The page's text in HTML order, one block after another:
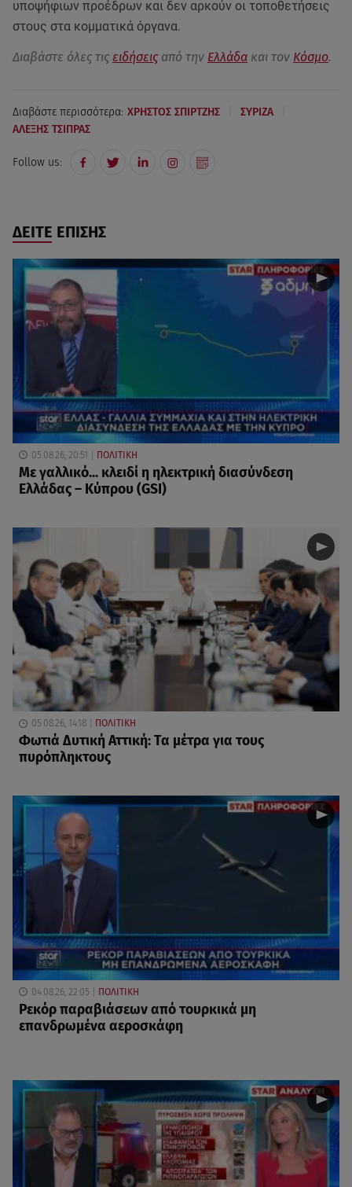
υποψήφιων προέδρων και δεν αρκούν οι τοποθετήσεις
στους στα κομματικά όργανα.
Διαβάστε όλες τις ειδήσεις από την Ελλάδα και τον Κόσμο.
Διαβάστε περισσότερα: ΧΡΗΣΤΟΣ ΣΠΙΡΤΖΗΣ ΣΥΡΙΖΑ
ΑΛΕΞΗΣ ΤΣΙΠΡΑΣ
Follow us:
ΔΕΙΤΕ ΕΠΙΣΗΣ
05.08.26, 20:51 ΠΟΛΙΤΙΚΗ
Με γαλλικό... κλειδί η ηλεκτρική διασύνδεση
Ελλάδας – Κύπρου (GSI)
05.08.26, 14:18 ΠΟΛΙΤΙΚΗ
Φωτιά Δυτική Αττική: Τα μέτρα για τους
πυρόπληκτους
04.08.26, 22:05 ΠΟΛΙΤΙΚΗ
Ρεκόρ παραβιάσεων από τουρκικά μη
επανδρωμένα αεροσκάφη